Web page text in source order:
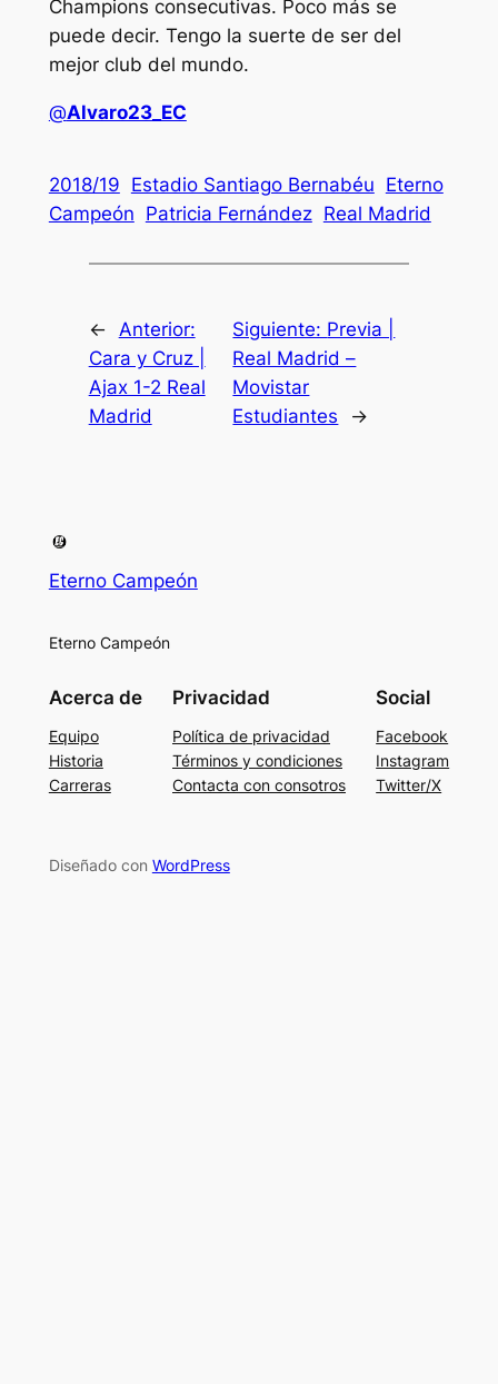
Champions consecutivas. Poco más se
puede decir. Tengo la suerte de ser del
mejor club del mundo.
@Alvaro23_EC
2018/19 Estadio Santiago Bernabéu Eterno
Campeón Patricia Fernández Real Madrid
←
Anterior:
Cara y Cruz |
Ajax 1-2 Real
Madrid
Siguiente: Previa |
Real Madrid –
Movistar
Estudiantes
→
Eterno Campeón
Eterno Campeón
Acerca de
Equipo
Historia
Carreras
Privacidad
Política de privacidad
Términos y condiciones
Contacta con consotros
Social
Facebook
Instagram
Twitter/X
Diseñado con WordPress